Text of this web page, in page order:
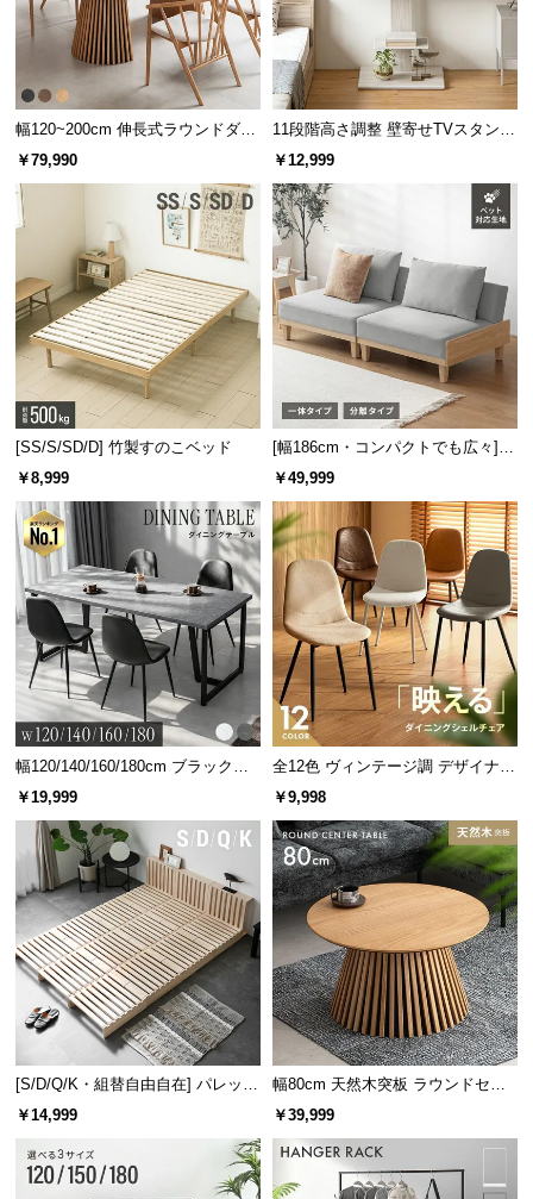
幅120~200cm 伸長式ラウンドダイ
ニングテーブル 6人掛け 天然木突
板 美しい格子デザイン
￥79,990
11段階高さ調整 壁寄せTVスタンド
キャスター付き 上下左右角度調節
￥12,999
[SS/S/SD/D] 竹製すのこベッド
￥8,999
[幅186cm・コンパクトでも広々] 3
人掛けソファベッド リクライニン
￥49,999
幅120/140/160/180cm ブラックフ
レーム ダイニング 大理石調 4人掛
￥19,999
全12色 ヴィンテージ調 デザイナー
ズシェルチェア
￥9,998
[S/D/Q/K・組替自由自在] パレット
ベッド 8/12/16枚セット
￥14,999
幅80cm 天然木突板 ラウンドセン
ターテーブル 美しい格子デザイン
￥39,999